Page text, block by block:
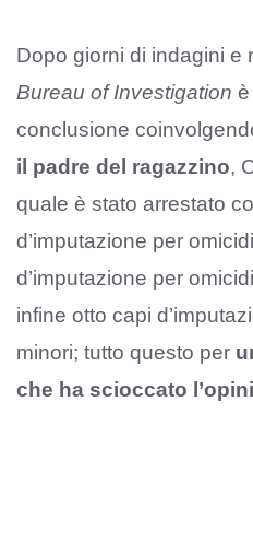
Dopo giorni di indagini e
Bureau of Investigation
conclusione
il padre del ragazzino,
quale è stato arrestato
d’imputazione per
d’imputazione per
infine otto capi
minori; tutto questo per
che ha scioccato